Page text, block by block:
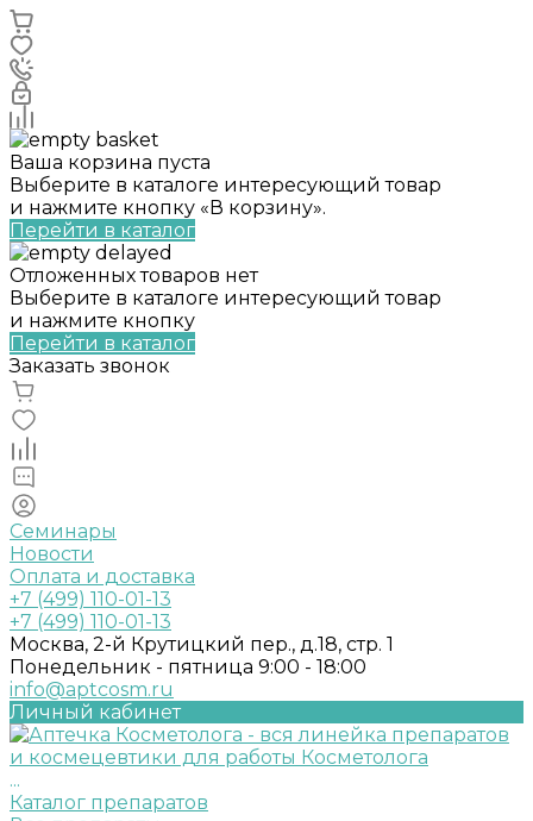
Ваша корзина пуста
Выберите в каталоге интересующий товар
и нажмите кнопку «В корзину».
Перейти в каталог
Отложенных товаров нет
Выберите в каталоге интересующий товар
и нажмите кнопку
Перейти в каталог
Заказать звонок
Семинары
Новости
Оплата и доставка
+7 (499) 110-01-13
+7 (499) 110-01-13
Москва, 2-й Крутицкий пер., д.18, стр. 1
Понедельник - пятница 9:00 - 18:00
info@aptcosm.ru
Личный кабинет
...
Каталог препаратов